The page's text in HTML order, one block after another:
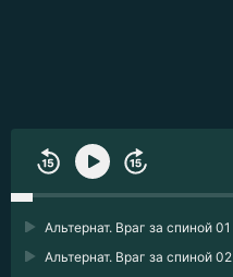
Альтернат. Враг за спиной 01
Альтернат. Враг за спиной 02